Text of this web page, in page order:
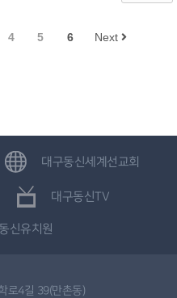
4 5 6 Next
대구동신세계선교회
대구동신TV
신유치원
로4길 39(만촌동)